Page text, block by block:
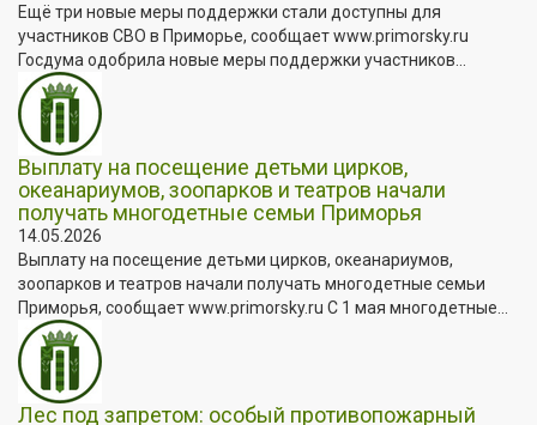
Ещё три новые меры поддержки стали доступны для
участников СВО в Приморье, сообщает www.primorsky.ru
Госдума одобрила новые меры поддержки участников...
Выплату на посещение детьми цирков,
океанариумов, зоопарков и театров начали
получать многодетные семьи Приморья
14.05.2026
Выплату на посещение детьми цирков, океанариумов,
зоопарков и театров начали получать многодетные семьи
Приморья, сообщает www.primorsky.ru С 1 мая многодетные...
Лес под запретом: особый противопожарный